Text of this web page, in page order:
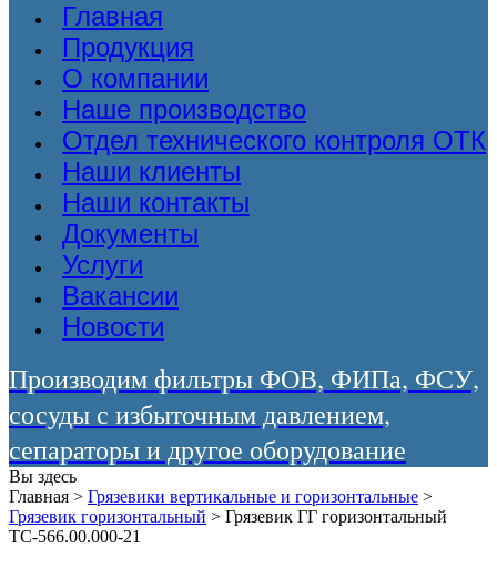
Главная
Продукция
О компании
Наше производство
Отдел технического контроля ОТК
Наши клиенты
Наши контакты
Документы
Услуги
Вакансии
Новости
Производим фильтры ФОВ, ФИПа, ФСУ,
сосуды с избыточным давлением,
сепараторы и другое оборудование
Вы здесь
Главная > Грязевики вертикальные и горизонтальные >
Грязевик горизонтальный > Грязевик ГГ горизонтальный
ТС-566.00.000-21